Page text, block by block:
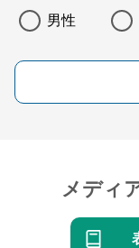
男性
メディ